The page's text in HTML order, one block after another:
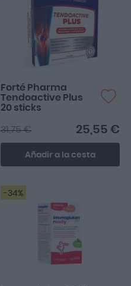
Forté Pharma
Tendoactive Plus
20 sticks
25,55 €
31,75 €
Añadir a la cesta
-34%